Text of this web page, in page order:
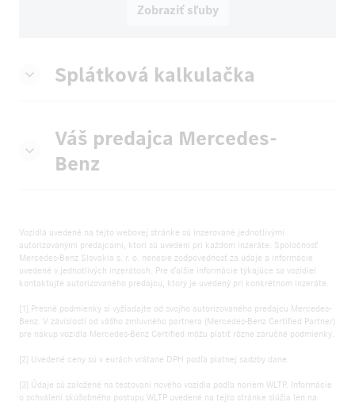
Zobraziť sľuby
Splátková kalkulačka
Váš predajca Mercedes-
Benz
Vozidlá uvedené na tejto webovej stránke sú inzerované jednotlivými
autorizovanými predajcami, ktorí sú uvedení pri každom inzeráte. Spoločnosť
Mercedes-Benz Slovakia s. r. o. nenesie zodpovednosť za údaje a informácie
uvedené v jednotlivých inzerátoch. Pre ďalšie informácie týkajúce sa vozidiel
kontaktujte autorizovaného predajcu, ktorý je uvedený pri konkrétnom inzeráte.
[1] Presné podmienky si vyžiadajte od svojho autorizovaného predajcu Mercedes-
Benz. V závislosti od vášho zmluvného partnera (Mercedes-Benz Certified Partner)
pre nákup vozidla Mercedes-Benz Certified môžu platiť rôzne záručné podmienky.
[2] Uvedené ceny sú v eurách vrátane DPH podľa platnej sadzby dane.
[3] Údaje sú založené na testovaní nového vozidla podľa noriem WLTP. Informácie
o schválení skúšobného postupu WLTP uvedené na tejto stránke slúžia len na